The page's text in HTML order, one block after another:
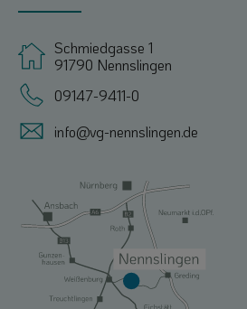
Schmiedgasse 1
91790 Nennslingen
09147-9411-0
info@vg-nennslingen.de